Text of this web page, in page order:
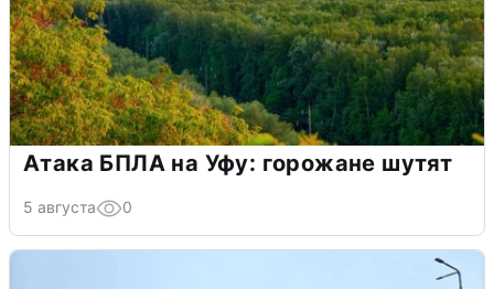
Атака БПЛА на Уфу: горожане шутят
5 августа 0